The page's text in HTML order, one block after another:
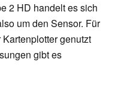
2 HD handelt es sich
um den Sensor. Für
genutzt
gibt es